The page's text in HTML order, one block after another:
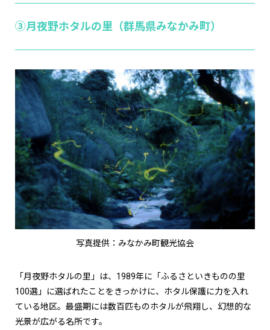
③月夜野ホタルの里（群馬県みなかみ町）
写真提供：みなかみ町観光協会
「月夜野ホタルの里」は、1989年に「ふるさといきものの里
100選」に選ばれたことをきっかけに、ホタル保護に力を入れ
ている地区。最盛期には数百匹ものホタルが飛翔し、幻想的な
光景が広がる名所です。